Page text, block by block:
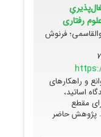
رفتاری
فرنوش
و راهکارهای
اساتید،
مقطع
پژوهش حاضر